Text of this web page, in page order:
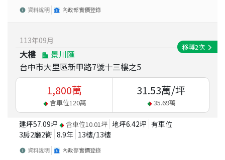
資料說明 內政部實價登錄
113年09月
大樓
景川匯
台中市大里區新甲路7號十三樓之5
移轉2次
1,800萬
含車位120萬
31.53萬/坪
35.69萬
建坪57.09坪 含車位10.01坪 地坪6.42坪 有車位
3房2廳2衛 8.9年 13樓/13樓
資料說明 內政部實價登錄